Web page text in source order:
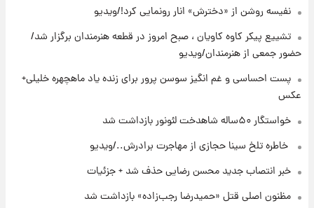
۱۹ ساعت پیش
پست جدید محسن رضایی در شورای عالی امنیت
ملی
۲۲ ساعت پیش
آتش‌سوزی در لوناپارک شیراز؛ آخرین وضعیت
خواستگار ۵۰ساله شاهدخت لئونور بازداشت شد
نفیسه روشن از «دخترش» انار رونمایی کرد!/ویدیو
تشییع پیکر کاوه کاویان ، صبح امروز در قطعه هنرمندان برگزار شد/
حضور جمعی از هنرمندان/ویدیو
پست احساسی و غم انگیز سوسن پرور برای زنده یاد ماهچهره خلیلی+
عکس
خواستگار ۵۰ساله شاهدخت لئونور بازداشت شد
⁨ خاطره تلخ سینا حجازی از مهاجرت برادرش../ویدیو
خبر انتصاب جدید محسن رضایی حذف شد + جزئیات
مظنون اصلی قتل «حمیدرضا رجب‌زاده» بازداشت شد